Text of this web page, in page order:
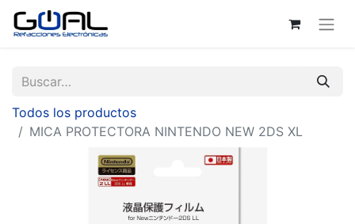
Todos los productos
MICA PROTECTORA NINTENDO NEW 2DS XL